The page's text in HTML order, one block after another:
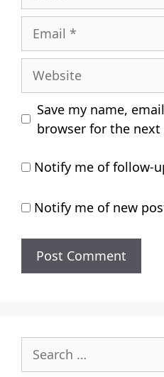
Email
Website
Save my name,
browser for the
Notify me of follow-
Notify me of new
for: